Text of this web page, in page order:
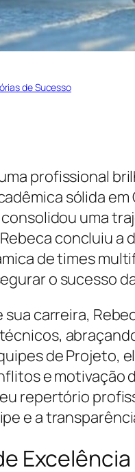
de Sucesso
profissional
sólida
uma
concluiu a
de times
o sucesso
sua carreira,
de Projeto,
e motivação
repertório
e a